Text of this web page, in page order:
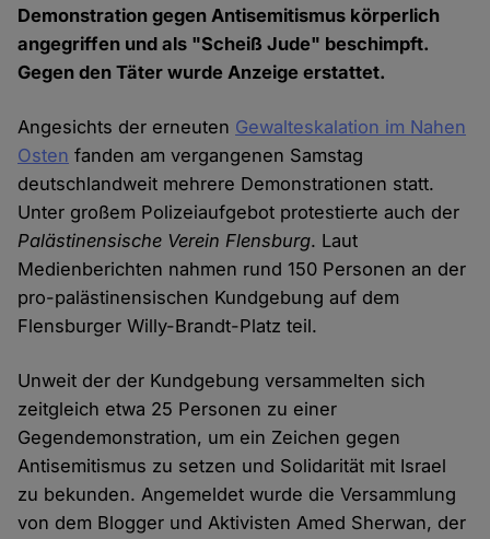
Demonstration gegen Antisemitismus körperlich
angegriffen und als "Scheiß Jude" beschimpft.
Gegen den Täter wurde Anzeige erstattet.
Angesichts der erneuten Gewalteskalation im Nahen
Osten fanden am vergangenen Samstag
deutschlandweit mehrere Demonstrationen statt.
Unter großem Polizeiaufgebot protestierte auch der
Palästinensische Verein Flensburg. Laut
Medienberichten nahmen rund 150 Personen an der
pro-palästinensischen Kundgebung auf dem
Flensburger Willy-Brandt-Platz teil.
Unweit der der Kundgebung versammelten sich
zeitgleich etwa 25 Personen zu einer
Gegendemonstration, um ein Zeichen gegen
Antisemitismus zu setzen und Solidarität mit Israel
zu bekunden. Angemeldet wurde die Versammlung
von dem Blogger und Aktivisten Amed Sherwan, der